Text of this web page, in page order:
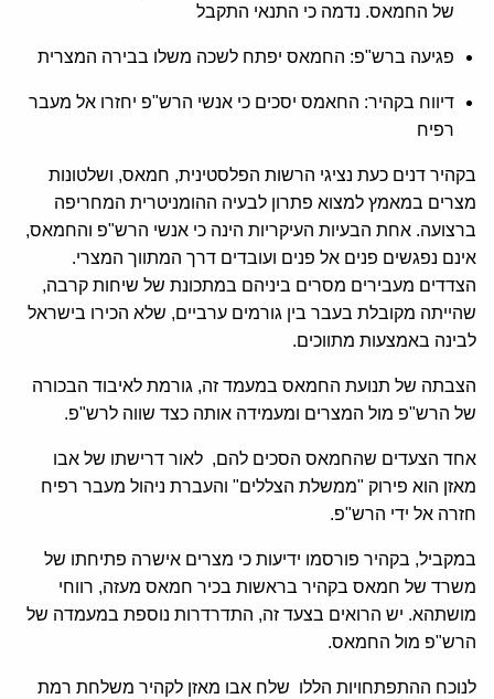
של החמאס. נדמה כי התנאי התקבל
פגיעה ברש"פ: החמאס יפתח לשכה משלו בבירה המצרית
דיווח בקהיר: החאמס יסכים כי אנשי הרש"פ יחזרו אל מעבר
רפיח
בקהיר דנים כעת נציגי הרשות הפלסטינית, חמאס, ושלטונות
מצרים במאמץ למצוא פתרון לבעיה ההומניטרית המחריפה
ברצועה. אחת הבעיות העיקריות הינה כי אנשי הרש"פ והחמאס,
אינם נפגשים פנים אל פנים ועובדים דרך המתווך המצרי.
הצדדים מעבירים מסרים ביניהם במתכונת של שיחות קרבה,
שהייתה מקובלת בעבר בין גורמים ערביים, שלא הכירו בישראל
לבינה באמצעות מתווכים.
הצבתה של תנועת החמאס במעמד זה, גורמת לאיבוד הבכורה
של הרש"פ מול המצרים ומעמידה אותה כצד שווה לרש"פ.
אחד הצעדים שהחמאס הסכים להם, לאור דרישתו של אבו
מאזן הוא פירוק "ממשלת הצללים" והעברת ניהול מעבר רפיח
חזרה אל ידי הרש"פ.
במקביל, בקהיר פורסמו ידיעות כי מצרים אישרה פתיחתו של
משרד של חמאס בקהיר בראשות בכיר חמאס מעזה, רווחי
מושתהא. יש הרואים בצעד זה, התדרדרות נוספת במעמדה של
הרש"פ מול החמאס.
לנוכח ההתפתחויות הללו שלח אבו מאזן לקהיר משלחת רמת